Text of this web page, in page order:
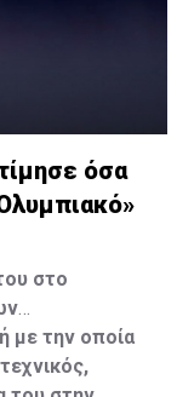
όσα
στο
με την οποία